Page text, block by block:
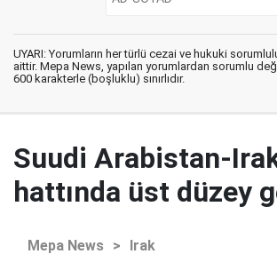
UYARI: Yorumların her türlü cezai ve hukuki
aittir. Mepa News, yapılan yorumlardan sorumlu
600 karakterle (boşluklu) sınırlıdır.
Suudi Arabistan-
hattında üst düzey
Mepa News > Irak